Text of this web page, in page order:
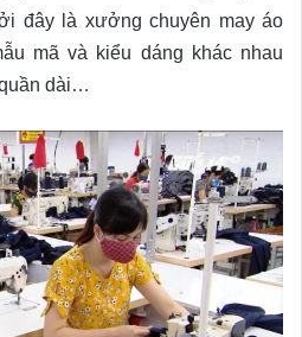
đây là xưởng chuyên may áo
mã và kiểu dáng khác nhau
dài…